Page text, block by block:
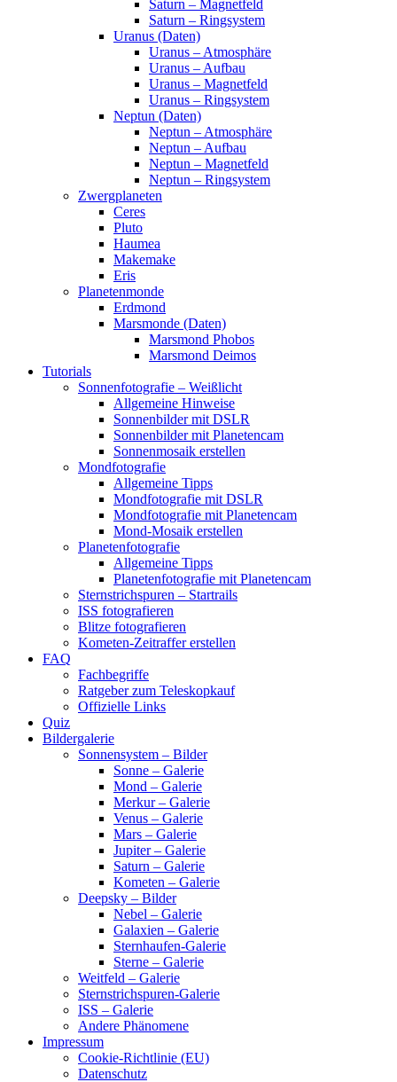
Saturn – Magnetfeld
Saturn – Ringsystem
Uranus (Daten)
Uranus – Atmosphäre
Uranus – Aufbau
Uranus – Magnetfeld
Uranus – Ringsystem
Neptun (Daten)
Neptun – Atmosphäre
Neptun – Aufbau
Neptun – Magnetfeld
Neptun – Ringsystem
Zwergplaneten
Ceres
Pluto
Haumea
Makemake
Eris
Planetenmonde
Erdmond
Marsmonde (Daten)
Marsmond Phobos
Marsmond Deimos
Tutorials
Sonnenfotografie – Weißlicht
Allgemeine Hinweise
Sonnenbilder mit DSLR
Sonnenbilder mit Planetencam
Sonnenmosaik erstellen
Mondfotografie
Allgemeine Tipps
Mondfotografie mit DSLR
Mondfotografie mit Planetencam
Mond-Mosaik erstellen
Planetenfotografie
Allgemeine Tipps
Planetenfotografie mit Planetencam
Sternstrichspuren – Startrails
ISS fotografieren
Blitze fotografieren
Kometen-Zeitraffer erstellen
FAQ
Fachbegriffe
Ratgeber zum Teleskopkauf
Offizielle Links
Quiz
Bildergalerie
Sonnensystem – Bilder
Sonne – Galerie
Mond – Galerie
Merkur – Galerie
Venus – Galerie
Mars – Galerie
Jupiter – Galerie
Saturn – Galerie
Kometen – Galerie
Deepsky – Bilder
Nebel – Galerie
Galaxien – Galerie
Sternhaufen-Galerie
Sterne – Galerie
Weitfeld – Galerie
Sternstrichspuren-Galerie
ISS – Galerie
Andere Phänomene
Impressum
Cookie-Richtlinie (EU)
Datenschutz